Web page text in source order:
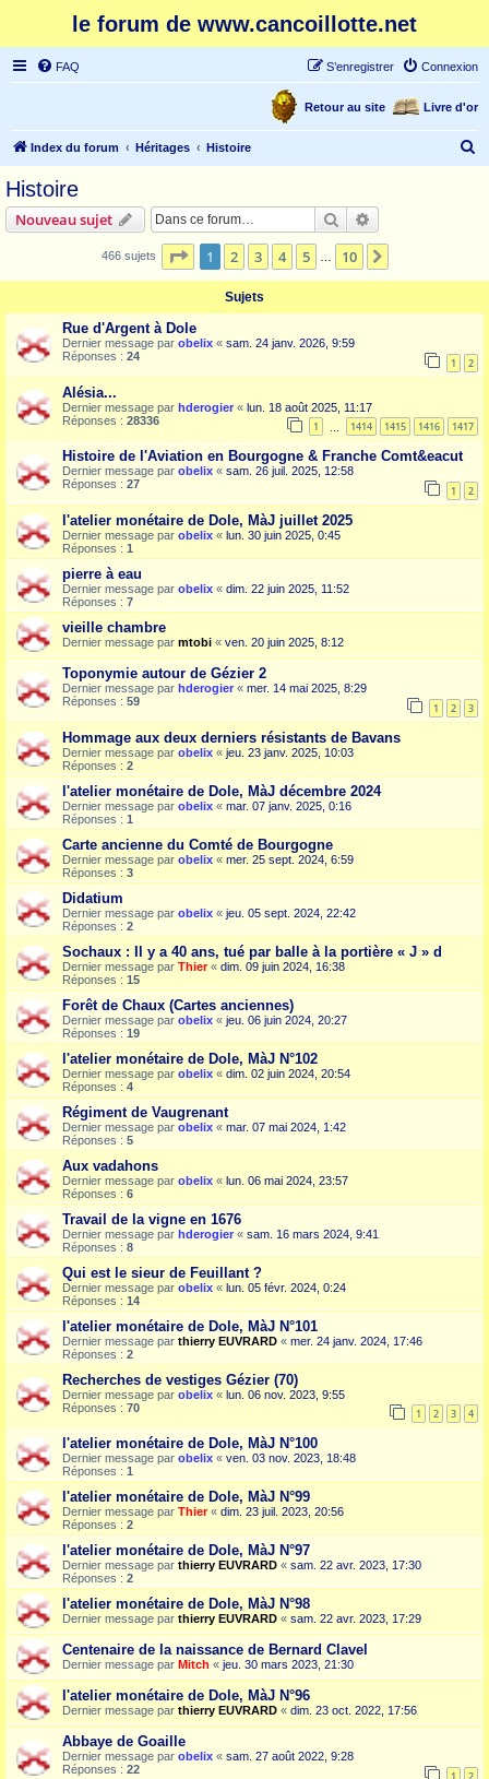
le forum de www.cancoillotte.net
FAQ Connexion
S’enregistrer
Livre d'or
Retour au site
Index du forum Héritages Histoire
e
r
Histoire
Nouveau sujet Rechercher
466 sujets Page 1sur10
1 2 3 4 5 10
Sujets
Rue d'Argent à Dole
Dernier message par obelix « sam. 24 janv. 2026, 9:59
Réponses : 24 1 2
Alésia...
Dernier message par hderogier « lun. 18 août 2025, 11:17
Réponses : 28336 1 1414 1415 1416 1417
Histoire de l'Aviation en Bourgogne & Franche Comt&eacut
Dernier message par obelix « sam. 26 juil. 2025, 12:58
Réponses : 27 1 2
l'atelier monétaire de Dole, MàJ juillet 2025
Dernier message par obelix « lun. 30 juin 2025, 0:45
Réponses : 1
pierre à eau
Dernier message par obelix « dim. 22 juin 2025, 11:52
Réponses : 7
vieille chambre
Dernier message par mtobi « ven. 20 juin 2025, 8:12
Toponymie autour de Gézier 2
Dernier message par hderogier « mer. 14 mai 2025, 8:29
Réponses : 59 1 2 3
Hommage aux deux derniers résistants de Bavans
Dernier message par obelix « jeu. 23 janv. 2025, 10:03
Réponses : 2
l'atelier monétaire de Dole, MàJ décembre 2024
Dernier message par obelix « mar. 07 janv. 2025, 0:16
Réponses : 1
Carte ancienne du Comté de Bourgogne
Dernier message par obelix « mer. 25 sept. 2024, 6:59
Réponses : 3
Didatium
Dernier message par obelix « jeu. 05 sept. 2024, 22:42
Réponses : 2
Sochaux : Il y a 40 ans, tué par balle à la portière « J » d
Dernier message par Thier« dim. 09 juin 2024, 16:38
Réponses : 15
Forêt de Chaux (Cartes anciennes)
Dernier message par obelix « jeu. 06 juin 2024, 20:27
Réponses : 19
l'atelier monétaire de Dole, MàJ N°102
Dernier message par obelix « dim. 02 juin 2024, 20:54
Réponses : 4
Régiment de Vaugrenant
Dernier message par obelix « mar. 07 mai 2024, 1:42
Réponses : 5
Aux vadahons
Dernier message par obelix « lun. 06 mai 2024, 23:57
Réponses : 6
Travail de la vigne en 1676
Dernier message par hderogier « sam. 16 mars 2024, 9:41
Réponses : 8
Qui est le sieur de Feuillant ?
Dernier message par obelix « lun. 05 févr. 2024, 0:24
Réponses : 14
l'atelier monétaire de Dole, MàJ N°101
Dernier message par thierry EUVRARD « mer. 24 janv. 2024, 17:46
Réponses : 2
Recherches de vestiges Gézier (70)
Dernier message par obelix « lun. 06 nov. 2023, 9:55
Réponses : 70 1 2 3 4
l'atelier monétaire de Dole, MàJ N°100
Dernier message par obelix « ven. 03 nov. 2023, 18:48
Réponses : 1
l'atelier monétaire de Dole, MàJ N°99
Dernier message par Thier« dim. 23 juil. 2023, 20:56
Réponses : 2
l'atelier monétaire de Dole, MàJ N°97
Dernier message par thierry EUVRARD « sam. 22 avr. 2023, 17:30
Réponses : 2
l'atelier monétaire de Dole, MàJ N°98
Dernier message par thierry EUVRARD « sam. 22 avr. 2023, 17:29
Centenaire de la naissance de Bernard Clavel
Dernier message par Mitch « jeu. 30 mars 2023, 21:30
l'atelier monétaire de Dole, MàJ N°96
Dernier message par thierry EUVRARD « dim. 23 oct. 2022, 17:56
Abbaye de Goaille
Dernier message par obelix « sam. 27 août 2022, 9:28
Réponses : 22 1 2